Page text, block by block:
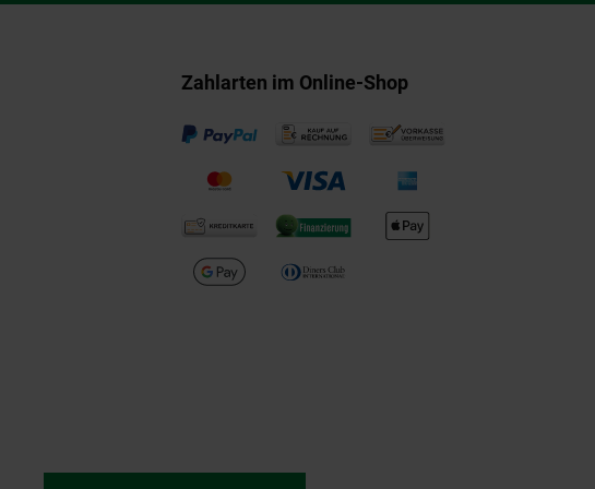
Zahlarten im Online-Shop